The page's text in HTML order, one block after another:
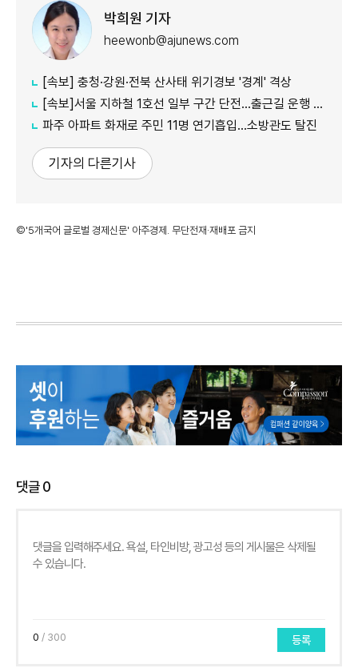
박희원 기자
heewonb@ajunews.com
[속보] 충청·강원·전북 산사태 위기경보 '경계' 격상
[속보]서울 지하철 1호선 일부 구간 단전…출근길 운행 지연
파주 아파트 화재로 주민 11명 연기흡입…소방관도 탈진
기자의 다른기사
©'5개국어 글로벌 경제신문' 아주경제. 무단전재·재배포 금지
댓글0
0 / 300 등록